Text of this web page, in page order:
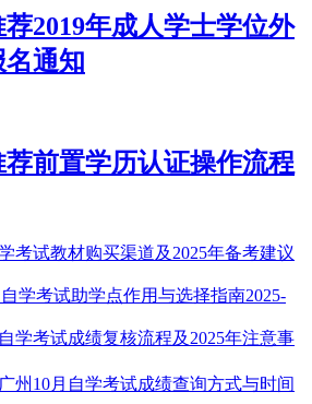
2019年成人学士学位外
通知
荐前置学历认证操作流程
考试教材购买渠道及2025年备考建议
学考试助学点作用与选择指南2025-
学考试成绩复核流程及2025年注意事
广州10月自学考试成绩查询方式与时间